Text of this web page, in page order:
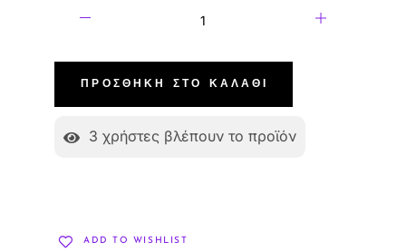
ΠΡΟΣΘΉΚΗ ΣΤΟ ΚΑΛΆΘΙ
3 χρήστες βλέπουν το προϊόν
ADD TO WISHLIST